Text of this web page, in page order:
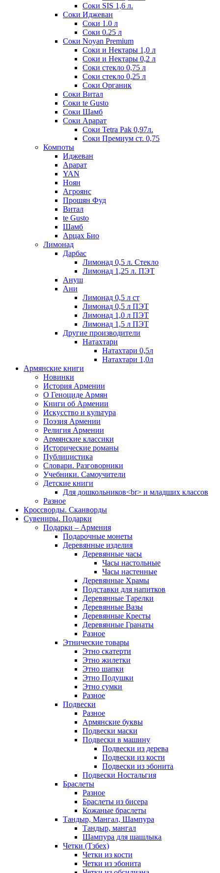
Соки SIS 1,6 л.
Соки Иджеван
Соки 1.0 л
Соки 0.25 л
Соки Noyan Premium
Соки и Нектары 1,0 л
Соки и Нектары 0,2 л
Соки стекло 0,75 л
Соки стекло 0,25 л
Соки Органик
Соки Витал
Соки te Gusto
Соки Шамб
Соки Арарат
Соки Tetra Pak 0,97л.
Соки Премиум ст. 0,75
Компоты
Иджеван
Арарат
YAN
Ноян
Агроянс
Прошян Фуд
Витал
te Gusto
Шамб
Арцах Био
Лимонад
Дарбас
Лимонад 0,5 л. Стекло
Лимонад 1,25 л. ПЭТ
Ануш
Ани
Лимонад 0,5 л ст
Лимонад 0,5 л ПЭТ
Лимонад 1,0 л ПЭТ
Лимонад 1,5 л ПЭТ
Другие производители
Натахтари
Натахтари 0,5л
Натахтари 1,0л
Армянские книги
Новинки
История Армении
О Геноциде Армян
Книги об Армении
Иcкусство и культура
Поэзия Армении
Религия Армении
Армянские классики
Исторические романы
Публицистика
Словари. Разговорники
Учебники. Самоучители
Детские книги
Для дошкольников<br> и младших классов
Разное
Кроссворды. Сканворды
Сувениры. Подарки
Подарки – Армения
Подарочные монеты
Деревянные изделия
Деревянные часы
Часы настольные
Часы настенные
Деревянные Храмы
Подставки для напитков
Деревянные Тарелки
Деревянные Вазы
Деревянные Кресты
Деревянные Гранаты
Разное
Этнические товары
Этно скатерти
Этно жилетки
Этно шапки
Этно Подушки
Этно сумки
Разное
Подвески
Разное
Армянские буквы
Подвески маски
Подвески в машину
Подвески из дерева
Подвески из кости
Подвески из эбонита
Подвески Ностальгия
Браслеты
Разное
Браслеты из бисера
Кожаные браслеты
Тандыр, Мангал, Шампура
Тандыр, мангал
Шампура для шашлыка
Четки (Тзбех)
Четки из кости
Четки из эбонита